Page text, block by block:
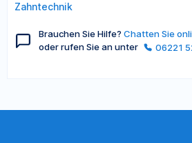
Zahntechnik
Brauchen Sie Hilfe? Chatten Sie
oder rufen Sie an unter
06221